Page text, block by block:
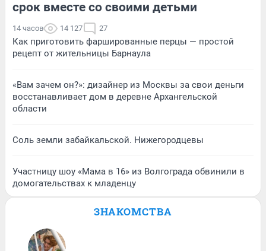
срок вместе со своими детьми
14 часов 14 127 27
Как приготовить фаршированные перцы — простой
рецепт от жительницы Барнаула
«Вам зачем он?»: дизайнер из Москвы за свои деньги
восстанавливает дом в деревне Архангельской
области
Соль земли забайкальской. Нижегородцевы
Участницу шоу «Мама в 16» из Волгограда обвинили в
домогательствах к младенцу
ЗНАКОМСТВА